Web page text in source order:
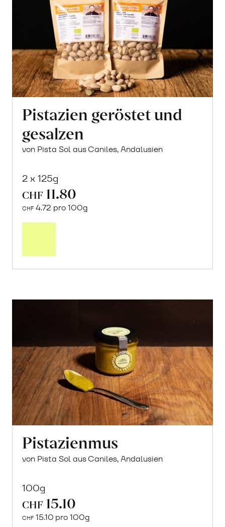
Pistazien geröstet und
gesalzen
von Pista Sol aus Caniles, Andalusien
2 x 125g
CHF 11.80
CHF 4.72 pro 100g
Pistazienmus
von Pista Sol aus Caniles, Andalusien
100g
CHF 15.10
CHF 15.10 pro 100g